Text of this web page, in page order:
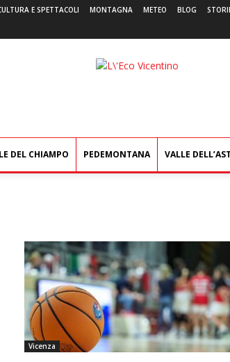
E SPETTACOLI MONTAGNA METEO BLOG
L'Eco
DEL CHIAMPO PEDEMONTANA VALLE
Vicenza